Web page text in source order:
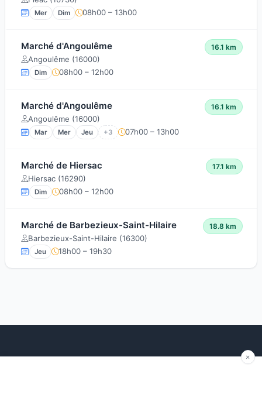
Mer Dim 08h00 – 13h00
Marché d'Angoulême
Angoulême (16000)
16.1 km
Dim 08h00 – 12h00
Marché d'Angoulême
Angoulême (16000)
16.1 km
Mar Mer Jeu +3 07h00 – 13h00
Marché de Hiersac
Hiersac (16290)
17.1 km
Dim 08h00 – 12h00
Marché de Barbezieux-Saint-Hilaire
Barbezieux-Saint-Hilaire (16300)
18.8 km
Jeu 18h00 – 19h30
Explorer Blog